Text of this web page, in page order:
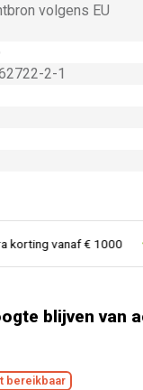
volgens EU
2-1
vanaf € 1000
blijven van
bereikbaar